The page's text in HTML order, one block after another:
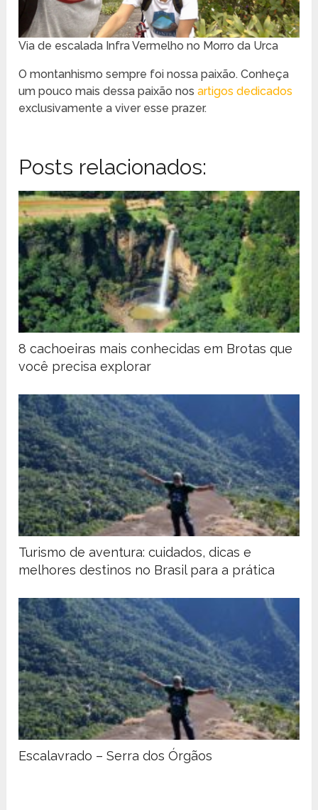
Via de escalada Infra Vermelho no Morro da Urca
O montanhismo sempre foi nossa paixão. Conheça
um pouco mais dessa paixão nosartigos dedicados
exclusivamente a viver esse prazer.
Posts relacionados:
8 cachoeiras mais conhecidas em Brotas que
você precisa explorar
Turismo de aventura: cuidados, dicas e
melhores destinos no Brasil para a prática
Escalavrado – Serra dos Órgãos